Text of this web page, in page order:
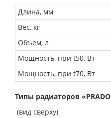
Длина, мм
Вес, кг
Объем, л
Мощность, при t50, Вт
Мощность, при t70, Вт
Типы радиаторов «PRADO
(вид сверху)